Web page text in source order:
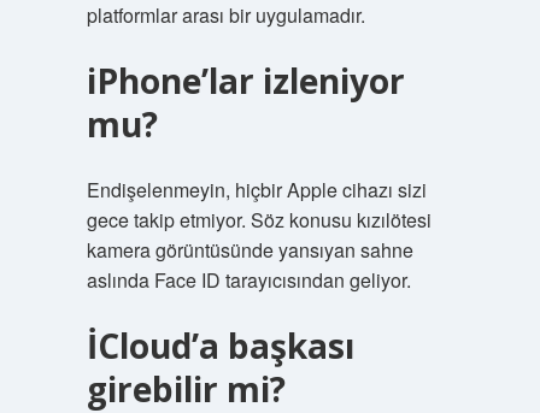
platformlar arası bir uygulamadır.
iPhone’lar izleniyor
mu?
Endişelenmeyin, hiçbir Apple cihazı sizi
gece takip etmiyor. Söz konusu kızılötesi
kamera görüntüsünde yansıyan sahne
aslında Face ID tarayıcısından geliyor.
İCloud’a başkası
girebilir mi?